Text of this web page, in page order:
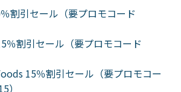
割引セール（要プロモコード
％割引セール（要プロモコード
15％割引セール（要プロモコー
）